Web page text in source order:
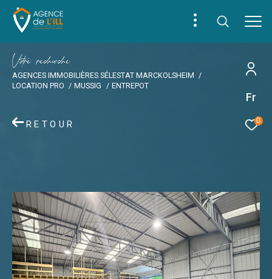
Fr
0
Vore recece
AGENCES IMMOBILIÈRES SÉLESTAT MARCKOLSHEIM
LOCATION PRO
MUSSIG ENTREPOT
RETOUR